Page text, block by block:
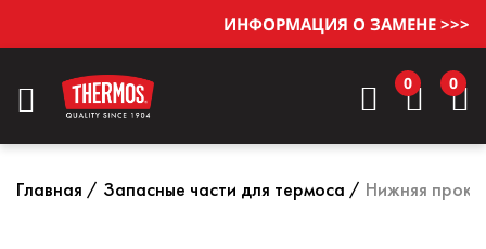
ИНФОРМАЦИЯ О ЗАМЕНЕ >>>
0 0
Главная Запасные части для термоса Нижняя